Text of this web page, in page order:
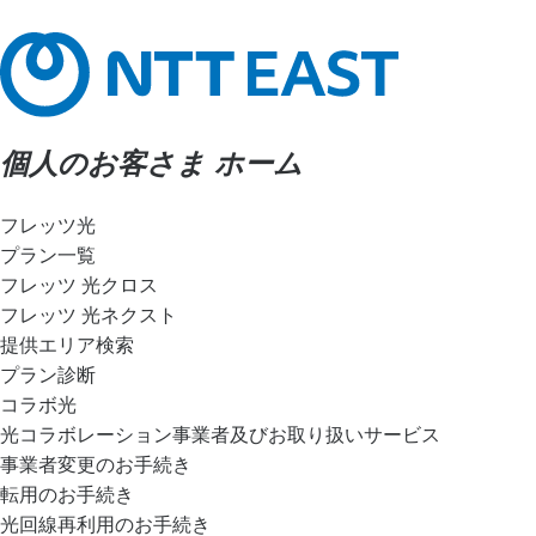
個人のお客さま ホーム
フレッツ光
プラン一覧
フレッツ 光クロス
フレッツ 光ネクスト
提供エリア検索
プラン診断
コラボ光
光コラボレーション事業者及びお取り扱いサービス
事業者変更のお手続き
転用のお手続き
光回線再利用のお手続き